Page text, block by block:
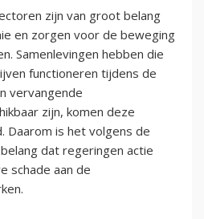
zijn van groot belang
en zorgen voor de beweging
Samenlevingen hebben die
functioneren tijdens de
vervangende
zijn, komen deze
is het volgens de
dat regeringen actie
schade aan de